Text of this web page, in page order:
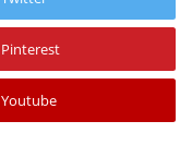
Pinterest
Youtube